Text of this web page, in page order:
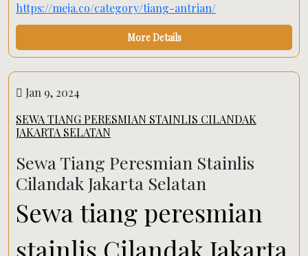
https://meja.co/category/tiang-antrian/
More Details
Jan 9, 2024
SEWA TIANG PERESMIAN STAINLIS CILANDAK
JAKARTA SELATAN
Sewa Tiang Peresmian Stainlis
Cilandak Jakarta Selatan
Sewa tiang peresmian
stainlis Cilandak Jakarta